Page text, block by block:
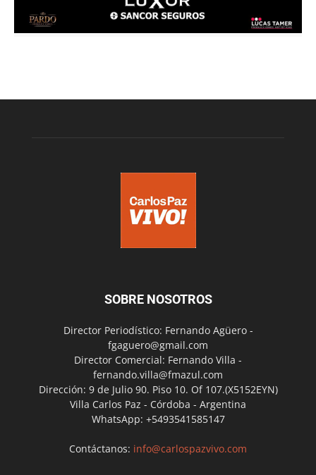
SOBRE NOSOTROS
Director Periodístico: Fernando Agüero -
fgaguero@gmail.com
Director Comercial: Fernando Villa -
fernando.villa@fmazul.com
Dirección: 9 de Julio 90. Piso 10. Of 107.(X5152EYN)
Villa Carlos Paz - Córdoba - Argentina
WhatsApp: +5493541585147
Contáctanos: info@carlospazvivo.com